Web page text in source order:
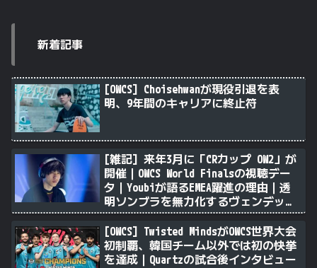
新着記事
[OWCS] Choisehwanが現役引退を表
明、9年間のキャリアに終止符
[雑記] 来年3月に「CRカップ OW2」が
開催｜OWCS World Finalsの視聴デー
タ｜Youbiが語るEMEA躍進の理由｜透
明ソンブラを無力化するヴェンデッタ
｜Stalk3rが久々のツィート ほか
[OWCS] Twisted MindsがOWCS世界大会
初制覇、韓国チーム以外では初の快挙
を達成｜Quartzの試合後インタビュー